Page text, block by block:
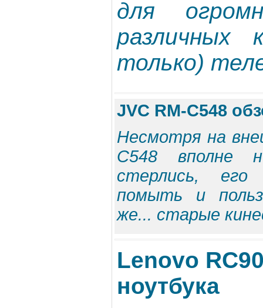
для
различных
только)
JVC RM-C548
Несмотря на
C548 вполне
стерлись,
помыть и
же... старые
Lenovo
ноутбука